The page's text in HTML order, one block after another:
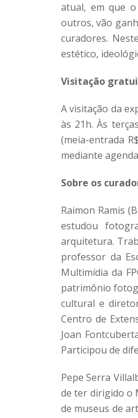
atual, em que
outros, vão
curadores.
estético,
Visitação
A visitação da
às 21h. Às
(meia-entrada
mediante
Sobre os
Raimon Ramis
estudou
arquitetura.
professor da
Multimídia da
patrimônio
cultural e
Centro de
Joan
Participou de
Pepe Serra
de ter dirigido o
de museus de